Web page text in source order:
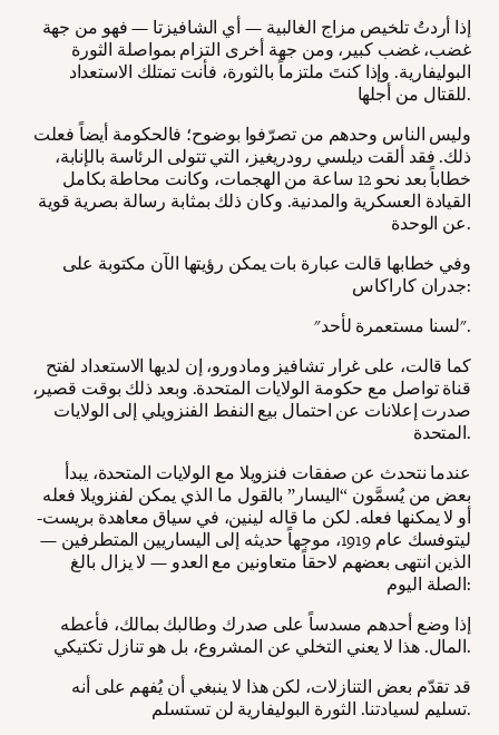
إذا أردتُ تلخيص مزاج الغالبية — أي الشافيزتا — فهو من جهة
غضب، غضب كبير، ومن جهة أخرى التزام بمواصلة الثورة
البوليفارية. وإذا كنتَ ملتزماً بالثورة، فأنت تمتلك الاستعداد
للقتال من أجلها.
وليس الناس وحدهم من تصرّفوا بوضوح؛ فالحكومة أيضاً فعلت
ذلك. فقد ألقت ديلسي رودريغيز، التي تتولى الرئاسة بالإنابة،
خطاباً بعد نحو 12 ساعة من الهجمات، وكانت محاطة بكامل
القيادة العسكرية والمدنية. وكان ذلك بمثابة رسالة بصرية قوية
عن الوحدة.
وفي خطابها قالت عبارة بات يمكن رؤيتها الآن مكتوبة على
جدران كاراكاس:
"لسنا مستعمرة لأحد".
كما قالت، على غرار تشافيز ومادورو، إن لديها الاستعداد لفتح
قناة تواصل مع حكومة الولايات المتحدة. وبعد ذلك بوقت قصير،
صدرت إعلانات عن احتمال بيع النفط الفنزويلي إلى الولايات
المتحدة.
عندما نتحدث عن صفقات فنزويلا مع الولايات المتحدة، يبدأ
بعض من يُسمَّون “اليسار” بالقول ما الذي يمكن لفنزويلا فعله
أو لا يمكنها فعله. لكن ما قاله لينين، في سياق معاهدة بريست-
ليتوفسك عام 1919، موجهاً حديثه إلى اليساريين المتطرفين —
الذين انتهى بعضهم لاحقاً متعاونين مع العدو — لا يزال بالغ
الصلة اليوم:
إذا وضع أحدهم مسدساً على صدرك وطالبك بمالك، فأعطه
المال. هذا لا يعني التخلي عن المشروع، بل هو تنازل تكتيكي.
قد تقدّم بعض التنازلات، لكن هذا لا ينبغي أن يُفهم على أنه
تسليم لسيادتنا. الثورة البوليفارية لن تستسلم.